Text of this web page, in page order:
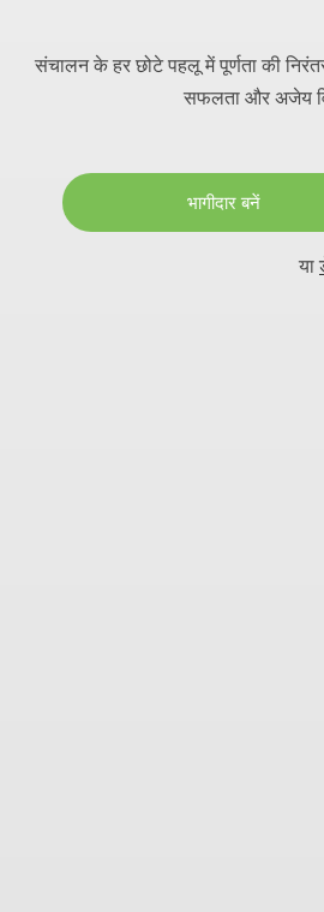
संचालन के हर छोटे पहलू में पूर्णता की
सफलता और अजेय
भागीदार बनें
या